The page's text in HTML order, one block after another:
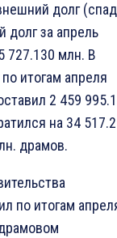
долг
долг за апрель
727.130 млн. В
итогам апреля
2 459 995.1
на 34 517.2
драмов.
по итогам